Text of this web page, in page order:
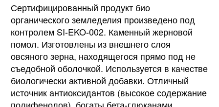
Сертифицированный продукт био
органического земледелия произведено под
контролем SI-EKO-002. Каменный жерновой
помол. Изготовлены из внешнего слоя
овсяного зерна, находящегося прямо под не
съедобной оболочкой. Используется в качестве
биологически активной добавки. Отличный
источник антиоксидантов (высокое содержание
полифенолов), богаты бета-глюканами,